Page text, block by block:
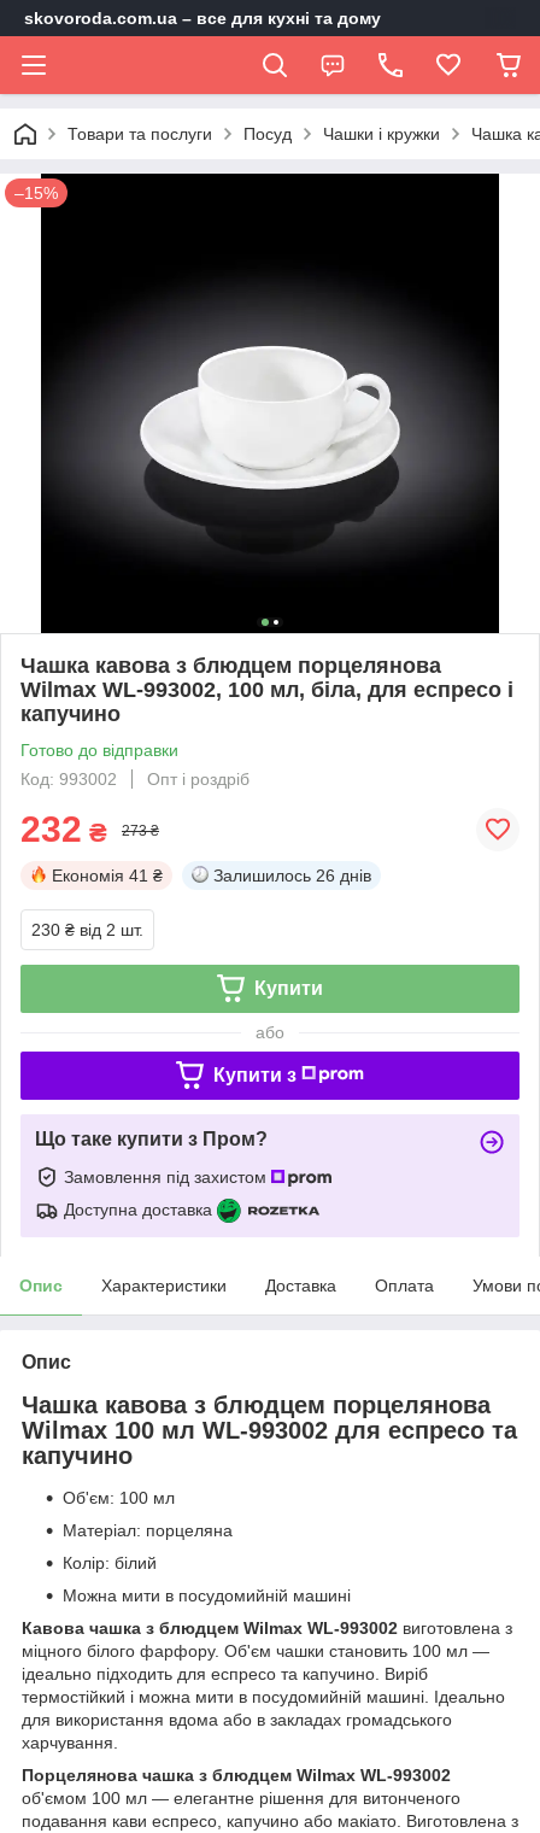
skovoroda.com.ua – все для кухні та дому
Товари та послуги Посуд Чашки і кружки Чашка
–15%
Чашка кавова з блюдцем порцелянова
Wilmax WL-993002, 100 мл, біла, для еспресо і
капучино
Готово до відправки
Код: 993002
Опт і роздріб
232 ₴ 273 ₴
Економія 41 ₴ Залишилось 26 днів
230 ₴ від 2 шт.
Купити
або
Купити з
Що таке купити з Пром?
Замовлення під захистом
Доступна доставка
Опис Характеристики Доставка Оплата Умови
Опис
Чашка кавова з блюдцем порцелянова
Wilmax 100 мл WL-993002 для еспресо та
капучино
Об'єм: 100 мл
Матеріал: порцеляна
Колір: білий
Можна мити в посудомийній машині
Кавова чашка з блюдцем Wilmax WL-993002 виготовлена з
міцного білого фарфору. Об'єм чашки становить 100 мл —
ідеально підходить для еспресо та капучино. Виріб
термостійкий і можна мити в посудомийній машині. Ідеально
для використання вдома або в закладах громадського
харчування.
Порцелянова чашка з блюдцем Wilmax WL-993002
об'ємом 100 мл — елегантне рішення для витонченого
подавання кави еспресо, капучино або макіато. Виготовлена з